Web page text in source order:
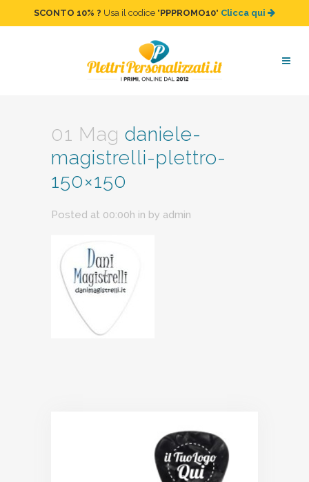
SCONTO 10% ? Usa il codice "PPPROMO10" Clicca qui
daniele-magistrelli-plettro-
150×150
01 Mag daniele-
magistrelli-plettro-
150×150
Posted at 00:00h in by admin